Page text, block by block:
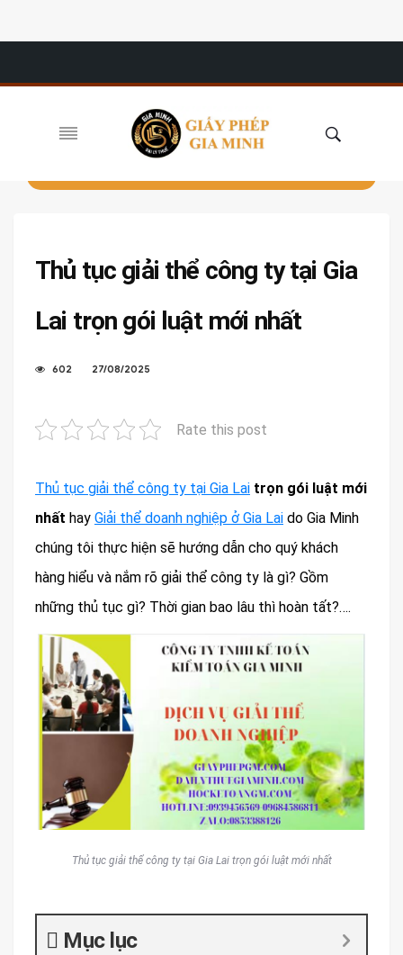
Thủ tục giải thể công ty tại Gia
Lai trọn gói luật mới nhất
602 27/08/2025
Rate this post
Thủ tục giải thể công ty tại Gia Lai trọn gói luật mới
nhất hay Giải thể doanh nghiệp ở Gia Lai do Gia Minh
chúng tôi thực hiện sẽ hướng dẫn cho quý khách
hàng hiểu và nắm rõ giải thể công ty là gì? Gồm
những thủ tục gì? Thời gian bao lâu thì hoàn tất?….
Thủ tục giải thể công ty tại Gia Lai trọn gói luật mới nhất
Mục lục